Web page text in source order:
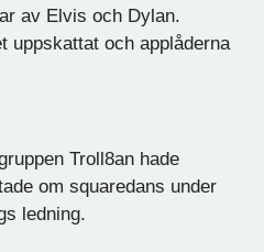
av Elvis och Dylan.
uppskattat och applåderna
Troll8an hade
om squaredans under
ledning.